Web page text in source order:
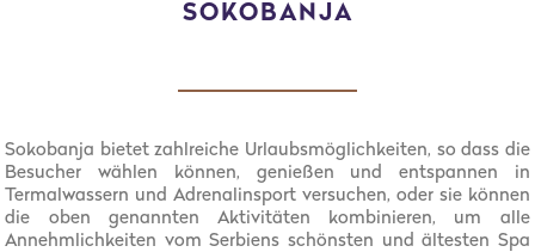
SOKOBANJA
Sokobanja bietet zahlreiche Urlaubsmöglichkeiten, so dass die
Besucher wählen können, genießen und entspannen in
Termalwassern und Adrenalinsport versuchen, oder sie können
die oben genannten Aktivitäten kombinieren, um alle
Annehmlichkeiten vom Serbiens schönsten und ältesten Spa